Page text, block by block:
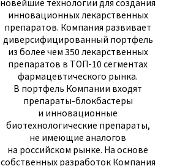
новейшие технологии для создания
инновационных лекарственных
препаратов. Компания развивает
диверсифицированный портфель
из более чем 350 лекарственных
препаратов в ТОП-10 сегментах
фармацевтического рынка.
В портфель Компании входят
препараты-блокбастеры
и инновационные
биотехнологические препараты,
не имеющие аналогов
на российском рынке. На основе
собственных разработок Компания